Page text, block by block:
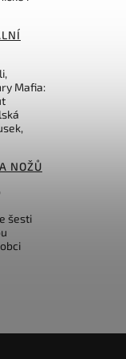
Mafia:
NOŽŮ
šesti